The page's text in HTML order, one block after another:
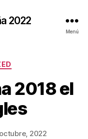
2022
Menú
2018 el
2022